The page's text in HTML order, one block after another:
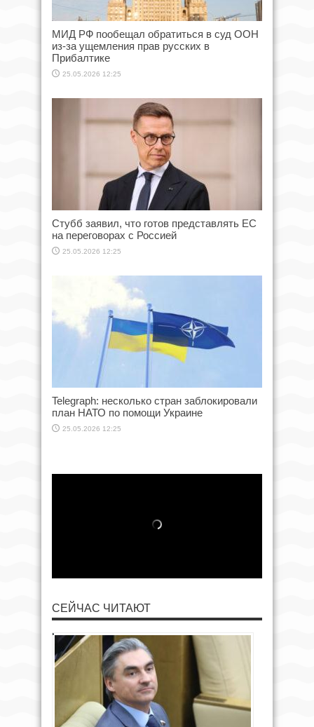
МИД РФ пообещал обратиться в суд ООН
из-за ущемления прав русских в
Прибалтике
25.05.2026 12:25
Стубб заявил, что готов представлять ЕС
на переговорах с Россией
25.05.2026 12:25
Telegraph: несколько стран заблокировали
план НАТО по помощи Украине
25.05.2026 12:25
СЕЙЧАС ЧИТАЮТ